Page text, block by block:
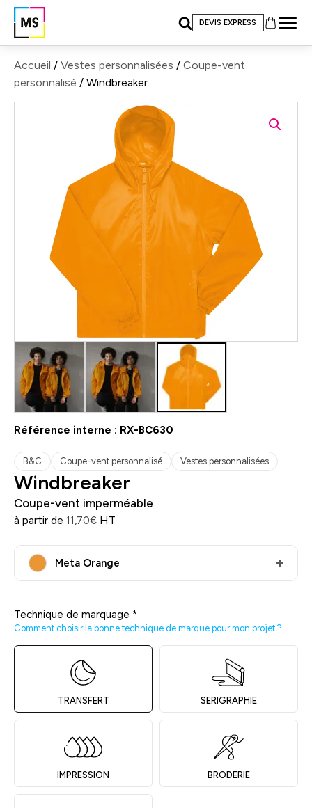
DEVIS EXPRESS
Accueil / Vestes personnalisées / Coupe-vent
personnalisé / Windbreaker
Référence interne : RX-BC630
B&C Coupe-vent personnalisé Vestes personnalisées
Windbreaker
Coupe-vent imperméable
à partir de 11,70€ HT
Meta Orange
Technique de marquage *
Comment choisir la bonne technique de marque pour mon projet ?
TRANSFERT SERIGRAPHIE
IMPRESSION BRODERIE